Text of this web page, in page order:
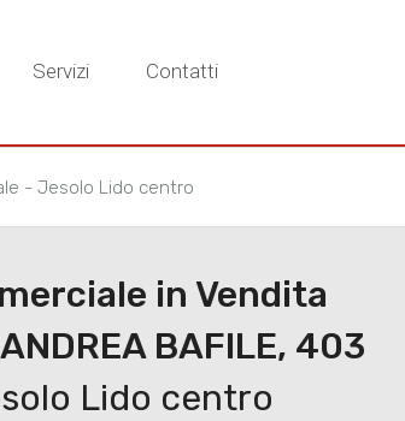
Servizi Contatti
- Jesolo Lido centro
in Vendita
BAFILE, 403
Lido centro